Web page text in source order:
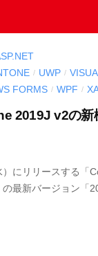
/ UWP /
FORMS / WPF /
2019J v2の新
にリリースする「
最新バージョン「